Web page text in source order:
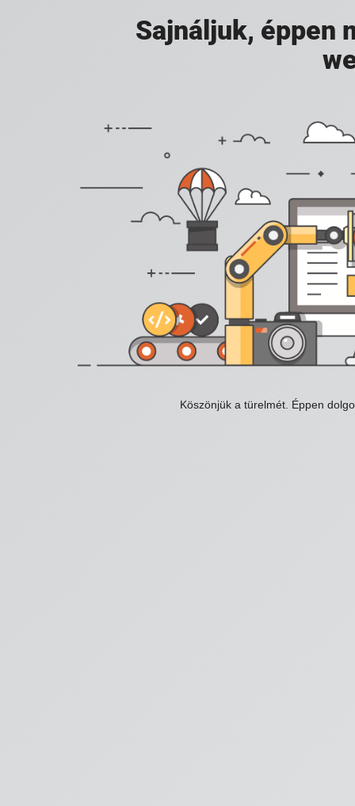
Sajnáljuk, éppen
Köszönjük a türelmét. Éppen